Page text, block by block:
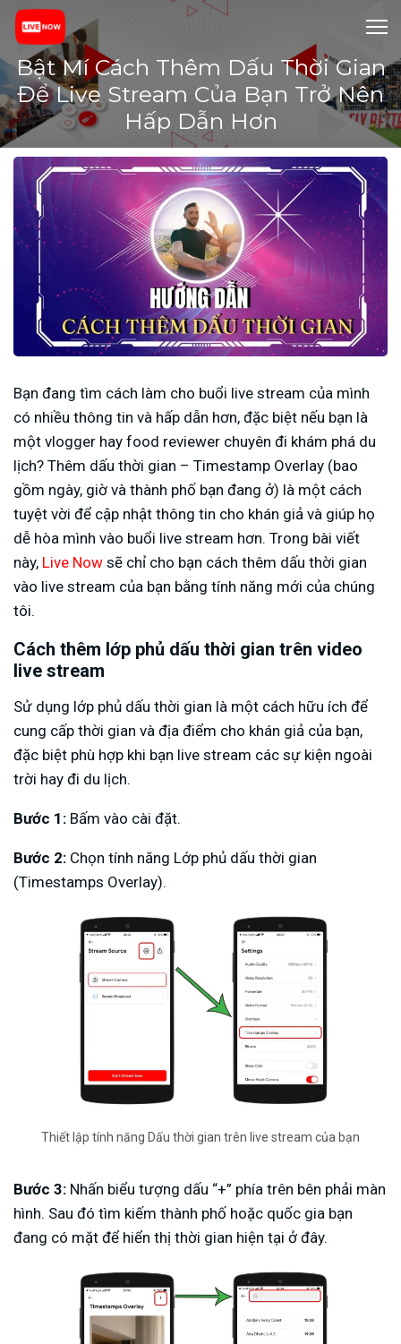
Bật Mí Cách Thêm Dấu Thời Gian
Để Live Stream Của Bạn Trở Nên
Hấp Dẫn Hơn
Bạn đang tìm cách làm cho buổi live stream của mình
có nhiều thông tin và hấp dẫn hơn, đặc biệt nếu bạn là
một vlogger hay food reviewer chuyên đi khám phá du
lịch? Thêm dấu thời gian – Timestamp Overlay (bao
gồm ngày, giờ và thành phố bạn đang ở) là một cách
tuyệt vời để cập nhật thông tin cho khán giả và giúp họ
dễ hòa mình vào buổi live stream hơn. Trong bài viết
này, Live Now sẽ chỉ cho bạn cách thêm dấu thời gian
vào live stream của bạn bằng tính năng mới của chúng
tôi.
Cách thêm lớp phủ dấu thời gian trên video
live stream
Sử dụng lớp phủ dấu thời gian là một cách hữu ích để
cung cấp thời gian và địa điểm cho khán giả của bạn,
đặc biệt phù hợp khi bạn live stream các sự kiện ngoài
trời hay đi du lịch.
Bước 1: Bấm vào cài đặt.
Bước 2: Chọn tính năng Lớp phủ dấu thời gian
(Timestamps Overlay).
Thiết lập tính năng Dấu thời gian trên live stream của bạn
Bước 3: Nhấn biểu tượng dấu “+” phía trên bên phải màn
hình. Sau đó tìm kiếm thành phố hoặc quốc gia bạn
đang có mặt để hiển thị thời gian hiện tại ở đây.